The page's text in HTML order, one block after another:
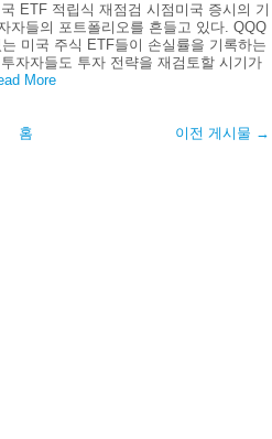
ETF 적립식 재점검 시점미국 증시의 기
자들의 포트폴리오를 흔들고 있다. QQQ
미국 주식 ETF들이 손실률을 기록하는
자자들도 투자 전략을 재검토할 시기가
More
이전 게시물 →
홈